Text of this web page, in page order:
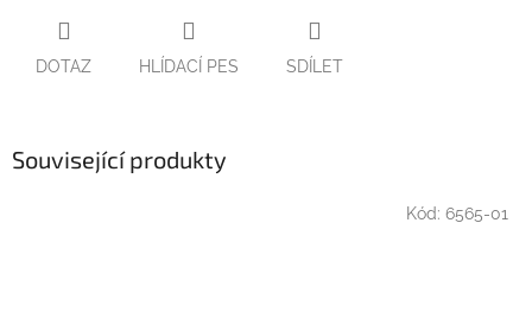
DOTAZ HLÍDACÍ PES SDÍLET
Související produkty
Kód: 6565-01